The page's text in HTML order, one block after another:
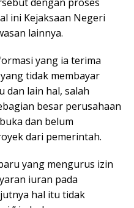
ini Kejaksaan Negeri
lainnya.
yang ia terima
tidak membayar
dan lain hal, salah
besar perusahaan
dan belum
dari pemerintah.
yang mengurus izin
iuran pada
hal itu tidak